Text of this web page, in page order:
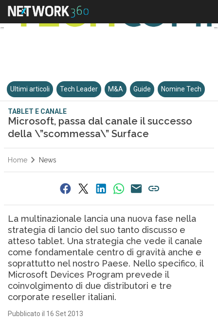
Ultimi articoli Tech Leader M&A Guide Nomine Tech
TABLET E CANALE
Microsoft, passa dal canale il successo
della \”scommessa\” Surface
Home News
La multinazionale lancia una nuova fase nella
strategia di lancio del suo tanto discusso e
atteso tablet. Una strategia che vede il canale
come fondamentale centro di gravità anche e
soprattutto nel nostro Paese. Nello specifico, il
Microsoft Devices Program prevede il
coinvolgimento di due distributori e tre
corporate reseller italiani.
Pubblicato il 16 Set 2013